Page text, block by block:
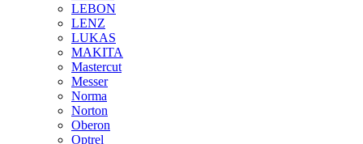
LEBON
LENZ
LUKAS
MAKITA
Mastercut
Messer
Norma
Norton
Oberon
Optrel